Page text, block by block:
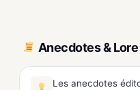
Anecdotes & Lore
Les anecdotes